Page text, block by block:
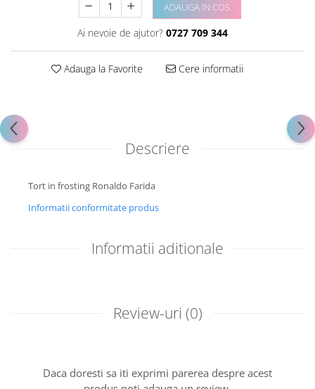
ADAUGA IN COS
Ai nevoie de ajutor? 0727 709 344
Adauga la Favorite Cere informatii
Descriere
Tort in frosting Ronaldo Farida
Informatii conformitate produs
Informatii aditionale
Review-uri (0)
Daca doresti sa iti exprimi parerea despre acest